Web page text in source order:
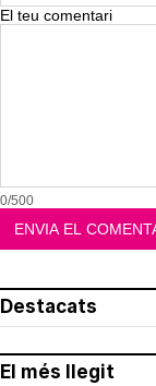
El teu comentari
0/500
Destacats
El més llegit